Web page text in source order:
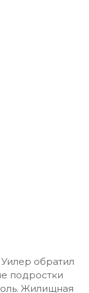
обратил
подростки
Жилищная